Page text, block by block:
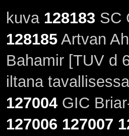
kuva 128183SC
128185Artvan
Bahamir [TUV d
iltana
127004GIC
127006 127007